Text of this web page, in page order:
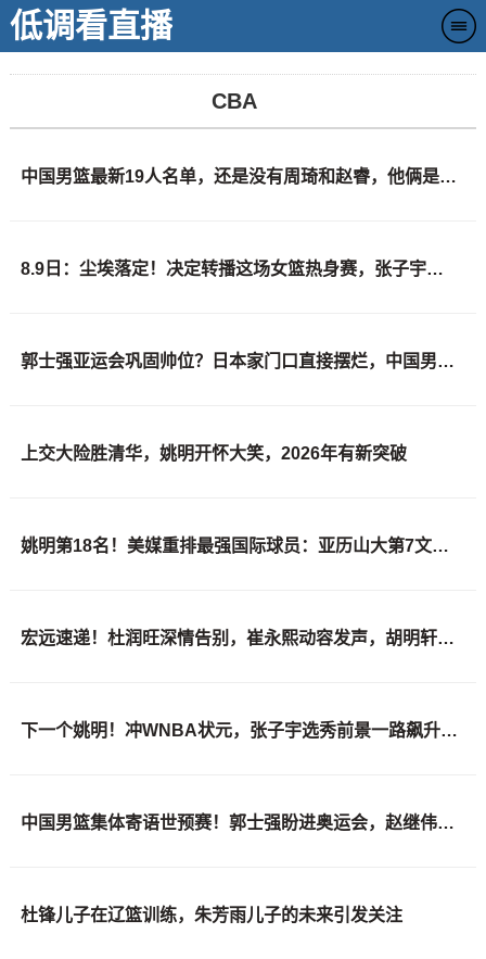
低调看直播
CBA
中国男篮最新19人名单，还是没有周琦和赵睿，他俩是真回不来了
8.9日：尘埃落定！决定转播这场女篮热身赛，张子宇领衔，可韩旭李月汝全没来
郭士强亚运会巩固帅位？日本家门口直接摆烂，中国男篮全主力出击
上交大险胜清华，姚明开怀大笑，2026年有新突破
姚明第18名！美媒重排最强国际球员：亚历山大第7文班亚马屈居50
宏远速递！杜润旺深情告别，崔永熙动容发声，胡明轩正式归队
下一个姚明！冲WNBA状元，张子宇选秀前景一路飙升，位居第二位
中国男篮集体寄语世预赛！郭士强盼进奥运会，赵继伟强调彼此信任
杜锋儿子在辽篮训练，朱芳雨儿子的未来引发关注